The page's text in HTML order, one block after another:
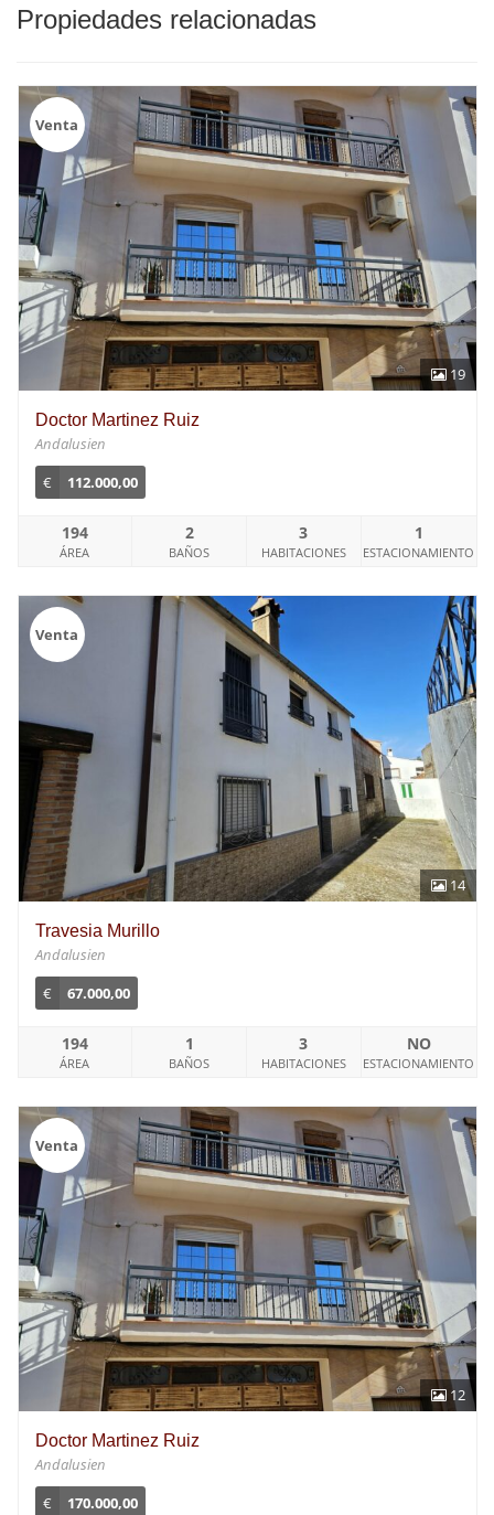
Propiedades relacionadas
19
Venta
Doctor Martinez Ruiz
Andalusien
€
112.000,00
194
ÁREA
2
BAÑOS
3
HABITACIONES
1
ESTACIONAMIENTO
14
Venta
Travesia Murillo
Andalusien
€
67.000,00
194
ÁREA
1
BAÑOS
3
HABITACIONES
NO
ESTACIONAMIENTO
12
Venta
Doctor Martinez Ruiz
Andalusien
€
170.000,00